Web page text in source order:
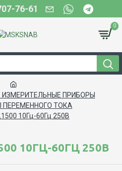
76-61
0
ИЗМЕРИТЕЛЬНЫЕ ПРИБОРЫ
ПЕРЕМЕННОГО ТОКА
10Гц-60Гц 250В
10ГЦ-60ГЦ 250В